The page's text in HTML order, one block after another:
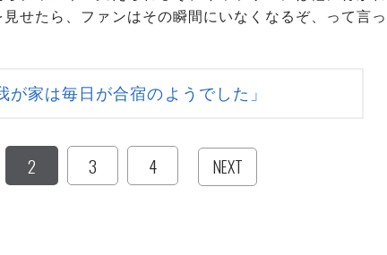
せたら、ファンはその瞬間にいなくなるぞ、って言っ
家は毎日が合宿のようでした」
2 3 4 NEXT